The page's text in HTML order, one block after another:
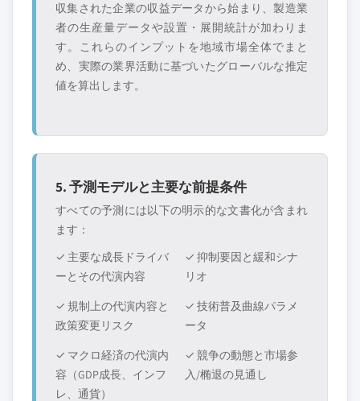
収集された企業の収益データから始まり、製造業
者の生産量データや設置・展開統計が加わりま
す。これらのインプットを地域市場全体でまと
め、実際の業界活動に基づいたグローバルな推定
値を算出します。
5. 予測モデルと主要な前提条件
すべての予測には以下の明示的な文書化が含まれ
ます：
✓ 主要な成長ドライバ
ーとその代演内容
✓ 抑制要因と緩和シナ
リオ
✓ 規制上の代演内容と
政策変更リスク
✓ 技術普及曲線パラメ
ータ
✓ マクロ経済の代演内
容（GDP成長、インフ
レ、通貨）
✓ 競争の動態と市場参
入/椭退の見通し